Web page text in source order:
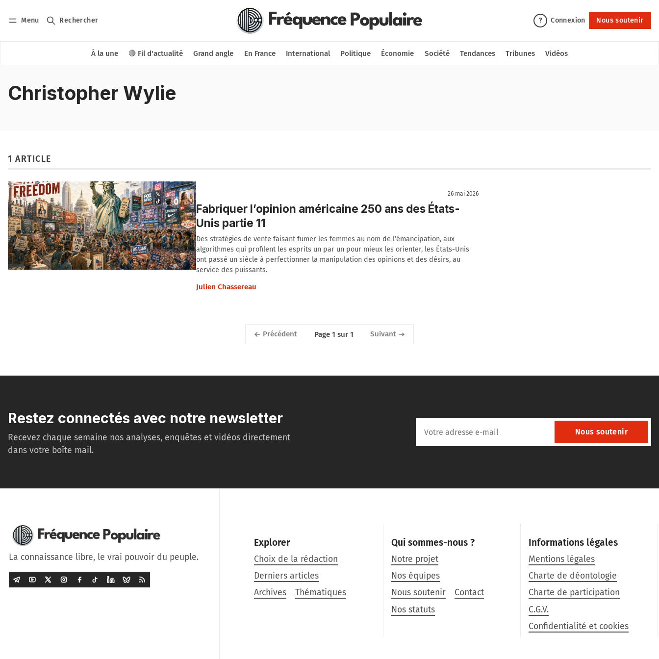
Menu Rechercher ? Connexion Nous soutenir
À la une 🔴 Fil d'actualité Grand angle En France International Politique Économie Société Tendances Tribunes Vidéos
Nous soutenir
Christopher Wylie
1 ARTICLE
26 mai 2026
Fabriquer l’opinion américaine 250 ans des États-
Unis partie 11
Des stratégies de vente faisant fumer les femmes au nom de l’émancipation, aux
algorithmes qui profilent les esprits un par un pour mieux les orienter, les États-Unis
ont passé un siècle à perfectionner la manipulation des opinions et des désirs, au
service des puissants.
Julien Chassereau
Précédent Page 1 sur 1 Suivant
Restez connectés avec notre newsletter
Recevez chaque semaine nos analyses, enquêtes et vidéos directement
dans votre boîte mail.
Nous soutenir
La connaissance libre, le vrai pouvoir du peuple.
Explorer
Choix de la rédaction
Derniers articles
Archives
Thématiques
Qui sommes-nous ?
Notre projet
Nos équipes
Nous soutenir
Contact
Nos statuts
Informations légales
Mentions légales
Charte de déontologie
Charte de participation
C.G.V.
Confidentialité et cookies